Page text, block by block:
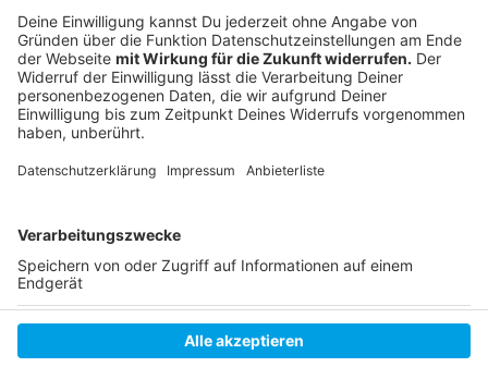
Instagram |Facebook|WhatsApp-Kanal
Anzeige
Anzeige